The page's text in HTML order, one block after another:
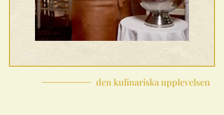
den kulinariska upplevelsen